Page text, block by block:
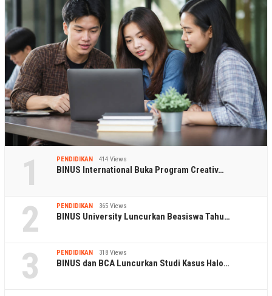
1 PENDIDIKAN 414 Views
BINUS International Buka Program Creativ…
2 PENDIDIKAN 365 Views
BINUS University Luncurkan Beasiswa Tahu…
3 PENDIDIKAN 318 Views
BINUS dan BCA Luncurkan Studi Kasus Halo…